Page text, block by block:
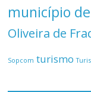
município
Oliveira de
Sopcom turismo